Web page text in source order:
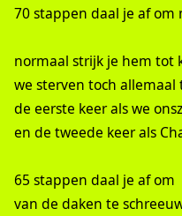
70 stappen daal je af om
normaal strijk je hem tot
we sterven toch allemaal
de eerste keer als we
en de tweede keer als
65 stappen daal je af om
van de daken te